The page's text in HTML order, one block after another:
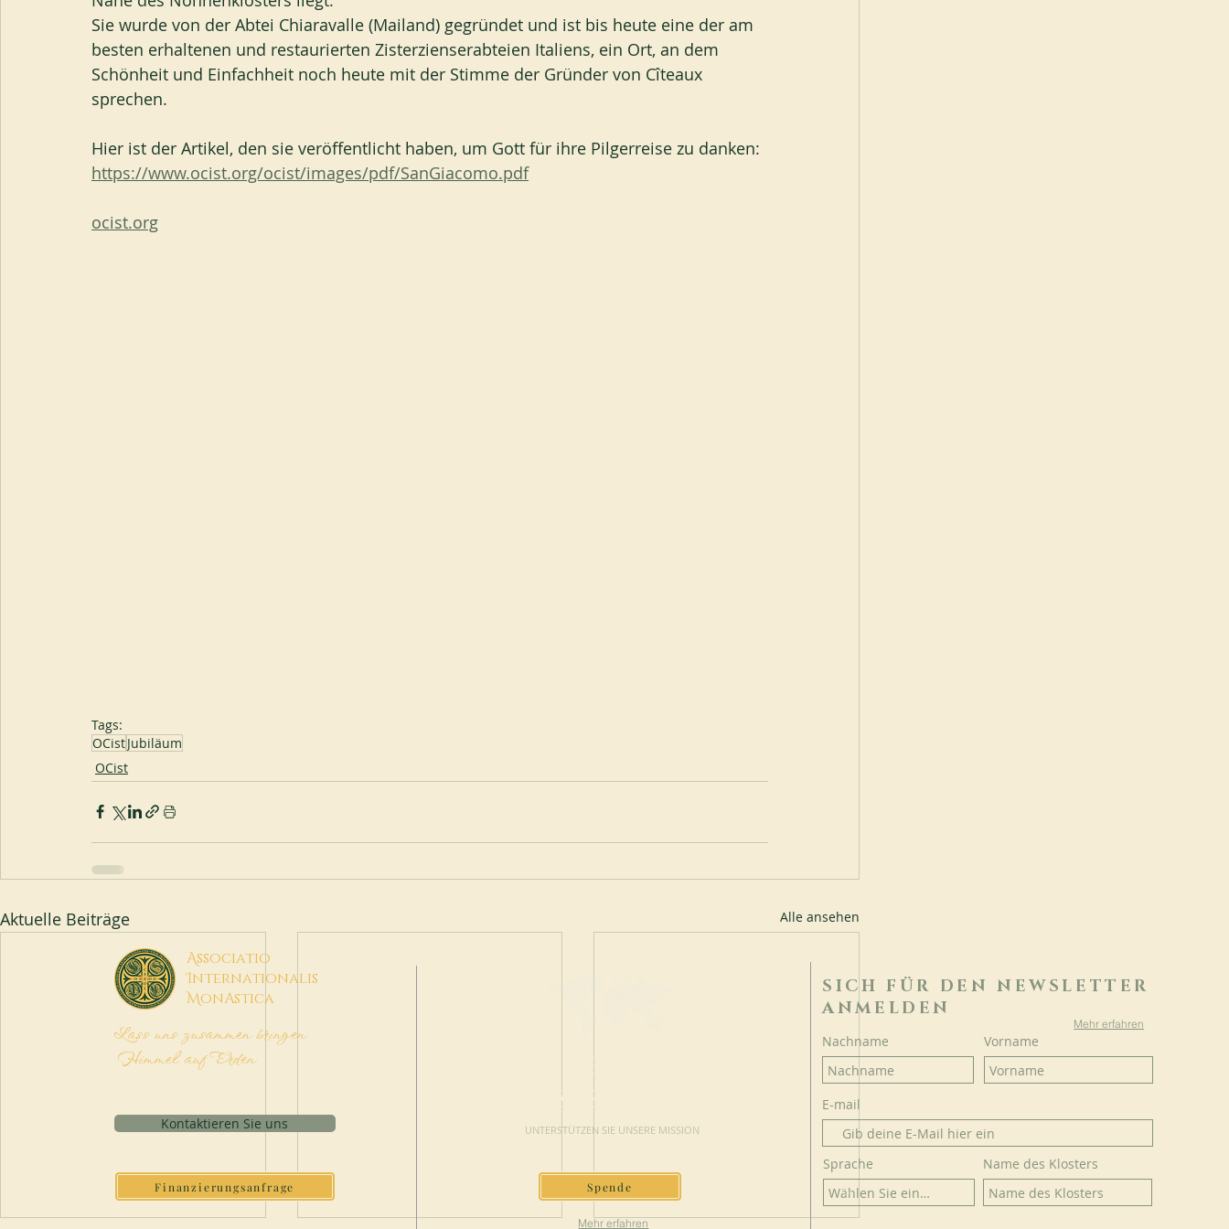
Sie wurde von der Abtei Chiaravalle (Mailand) gegründet und ist bis heute eine der am
besten erhaltenen und restaurierten Zisterzienserabteien Italiens, ein Ort, an dem
Schönheit und Einfachheit noch heute mit der Stimme der Gründer von Cîteaux
sprechen.
Hier ist der Artikel, den sie veröffentlicht haben, um Gott für ihre Pilgerreise zu danken:
https://www.ocist.org/ocist/images/pdf/SanGiacomo.pdf
ocist.org
Tags:
OCistJubiläum
OCist
Aktuelle Beiträge Alle ansehen
Associatio
Internationalis
MonAstica
Lass uns zusammen bringen
Himmel auf Erden
Kontaktieren Sie uns
Finanzierungsanfrage
JETZT
SPENDEN
UNTERSTÜTZEN SIE UNSERE MISSION
Spende
Mehr erfahren
SICH FÜR DEN NEWSLETTER
ANMELDEN
Mehr erfahren
Nachname Vorname
E-mail
Sprache Name des Klosters